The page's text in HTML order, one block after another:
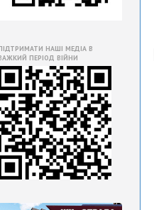
НАШІ МЕДІА В
ПЕРІОД ВІЙНИ